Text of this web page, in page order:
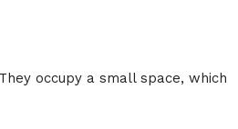
occupy a small space, which